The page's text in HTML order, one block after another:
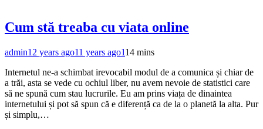
Cum stă treaba cu viata online
admin12 years ago11 years ago114 mins
Internetul ne-a schimbat irevocabil modul de a comunica și chiar de
a trăi, asta se vede cu ochiul liber, nu avem nevoie de statistici care
să ne spună cum stau lucrurile. Eu am prins viața de dinaintea
internetului și pot să spun că e diferență ca de la o planetă la alta. Pur
și simplu,…